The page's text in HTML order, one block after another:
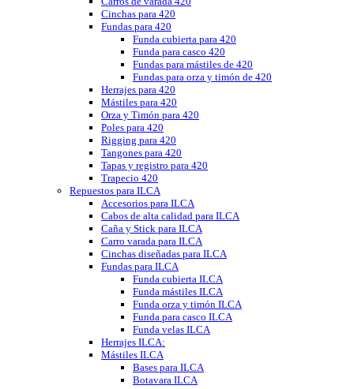
Cinchas para 420
Fundas para 420
Funda cubierta para 420
Funda para casco 420
Fundas para mástiles de 420
Fundas para orza y timón de 420
Herrajes para 420
Mástiles para 420
Orza y Timón para 420
Poles para 420
Rigging para 420
Tangones para 420
Tapas y registro para 420
Trapecio 420
Repuestos para ILCA
Accesorios para ILCA
Cabos de alta calidad para ILCA
Caña y Stick para ILCA
Carro varada para ILCA
Cinchas diseñadas para ILCA
Fundas para ILCA
Funda cubierta ILCA
Funda mástiles ILCA
Funda orza y timón ILCA
Funda para casco ILCA
Funda velas ILCA
Herrajes ILCA:
Mástiles ILCA
Bases para ILCA
Botavara ILCA